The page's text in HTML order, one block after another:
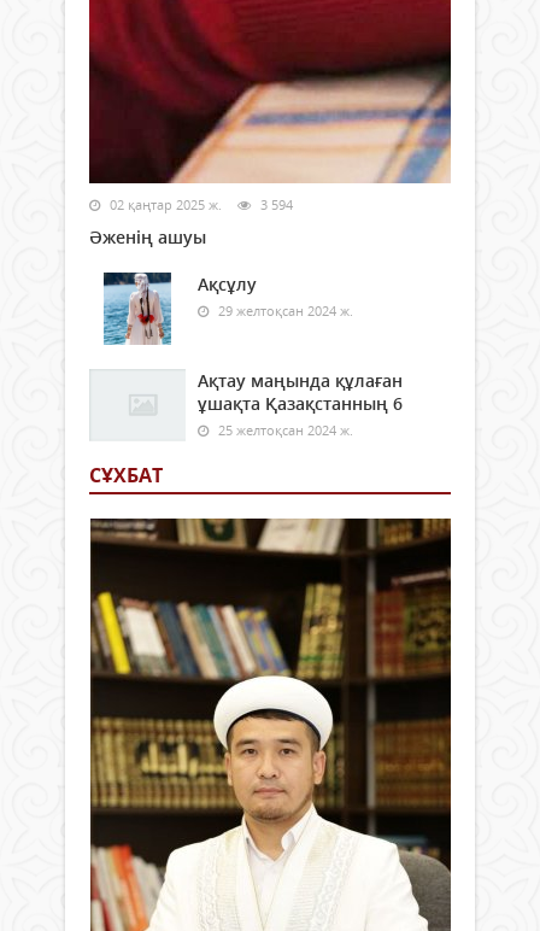
02 қаңтар 2025 ж. 3 594
Әженің ашуы
Ақсұлу
29 желтоқсан 2024 ж.
Ақтау маңында құлаған
ұшақта Қазақстанның 6
25 желтоқсан 2024 ж.
СҰХБАТ